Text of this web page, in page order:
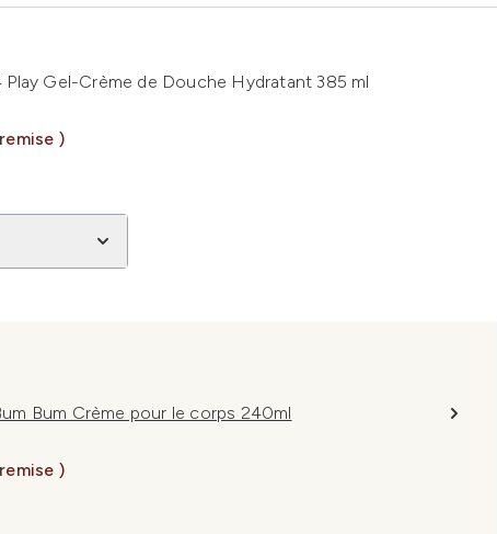
Play Gel-Crème de Douche Hydratant 385 ml
)
Bum Crème pour le corps 240ml
)